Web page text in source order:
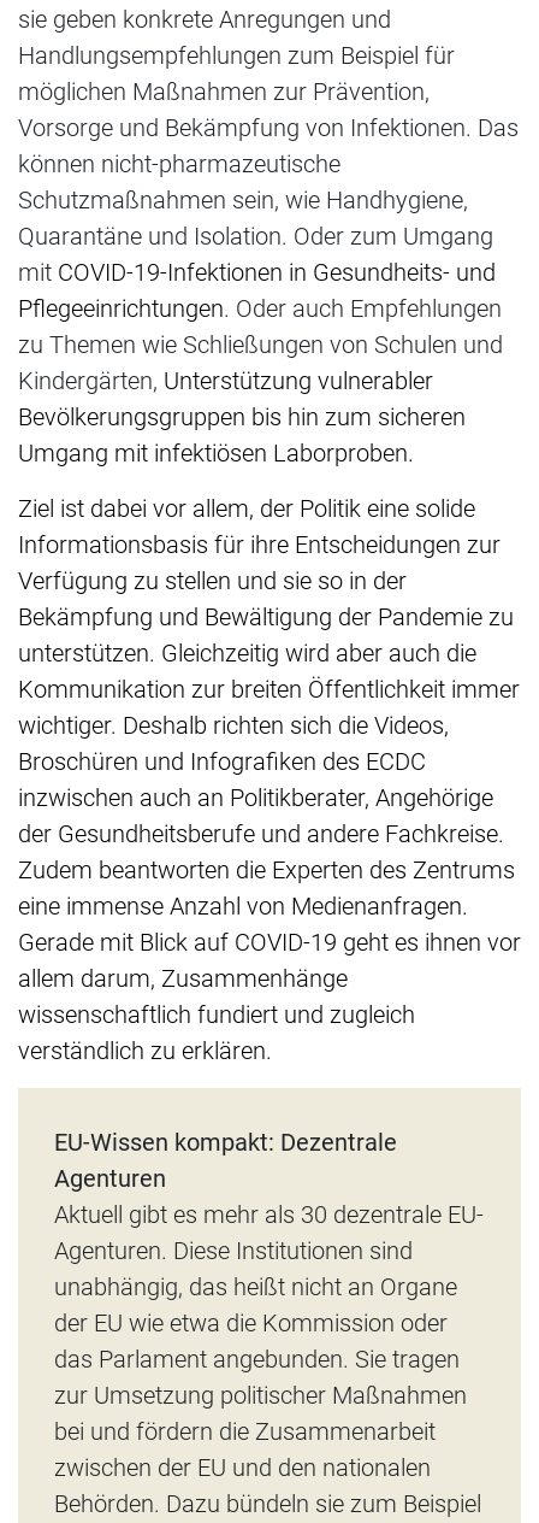
sie geben konkrete Anregungen und
Handlungsempfehlungen zum Beispiel für
möglichen Maßnahmen zur Prävention,
Vorsorge und Bekämpfung von Infektionen. Das
können nicht-pharmazeutische
Schutzmaßnahmen sein, wie Handhygiene,
Quarantäne und Isolation. Oder zum Umgang
mit COVID-19-Infektionen in Gesundheits- und
Pflegeeinrichtungen. Oder auch Empfehlungen
zu Themen wie Schließungen von Schulen und
Kindergärten, Unterstützung vulnerabler
Bevölkerungsgruppen bis hin zum sicheren
Umgang mit infektiösen Laborproben.
Ziel ist dabei vor allem, der Politik eine solide
Informationsbasis für ihre Entscheidungen zur
Verfügung zu stellen und sie so in der
Bekämpfung und Bewältigung der Pandemie zu
unterstützen. Gleichzeitig wird aber auch die
Kommunikation zur breiten Öffentlichkeit immer
wichtiger. Deshalb richten sich die Videos,
Broschüren und Infografiken des ECDC
inzwischen auch an Politikberater, Angehörige
der Gesundheitsberufe und andere Fachkreise.
Zudem beantworten die Experten des Zentrums
eine immense Anzahl von Medienanfragen.
Gerade mit Blick auf COVID-19 geht es ihnen vor
allem darum, Zusammenhänge
wissenschaftlich fundiert und zugleich
verständlich zu erklären.
EU-Wissen kompakt: Dezentrale
Agenturen
Aktuell gibt es mehr als 30 dezentrale EU-
Agenturen. Diese Institutionen sind
unabhängig, das heißt nicht an Organe
der EU wie etwa die Kommission oder
das Parlament angebunden. Sie tragen
zur Umsetzung politischer Maßnahmen
bei und fördern die Zusammenarbeit
zwischen der EU und den nationalen
Behörden. Dazu bündeln sie zum Beispiel